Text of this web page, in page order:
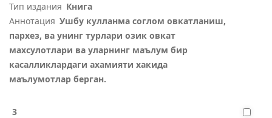
Тип издания Книга
Аннотация Ушбу кулланма соглом овкатланиш,
пархез, ва унинг турлари озик овкат
махсулотлари ва уларнинг маълум бир
касалликлардаги ахамияти хакида
маълумотлар берган.
3